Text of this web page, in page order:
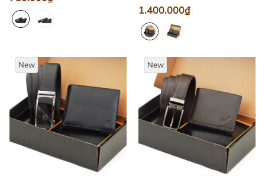
1.400.000₫
New New